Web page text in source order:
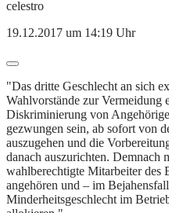
celestro
19.12.2017 um 14:19 Uhr
"Das dritte Geschlecht an sich
Wahlvorstände zur Vermeidung
Diskriminierung von
gezwungen sein, ab sofort von
auszugehen und die
danach auszurichten. Demnach
wahlberechtigte Mitarbeiter des
angehören und – im
Minderheitsgeschlecht im